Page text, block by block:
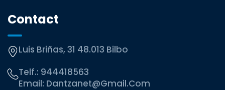
Contact
Luis Briñas, 31 48.013 Bilbo
Telf.: 944418563
Email: Dantzanet@gmail.com